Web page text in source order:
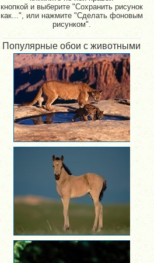
кнопкой и выберите "Сохранить рисунок
как...", или нажмите "Сделать фоновым
рисунком".
Популярные обои с животными